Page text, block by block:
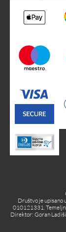
Društvo je upisano
010121331.
Direktor: Goran